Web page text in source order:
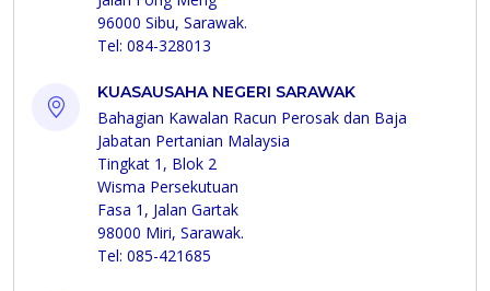
96000 Sibu, Sarawak.
Tel: 084-328013
KUASAUSAHA NEGERI SARAWAK
Bahagian Kawalan Racun Perosak dan Baja
Jabatan Pertanian Malaysia
Tingkat 1, Blok 2
Wisma Persekutuan
Fasa 1, Jalan Gartak
98000 Miri, Sarawak.
Tel: 085-421685